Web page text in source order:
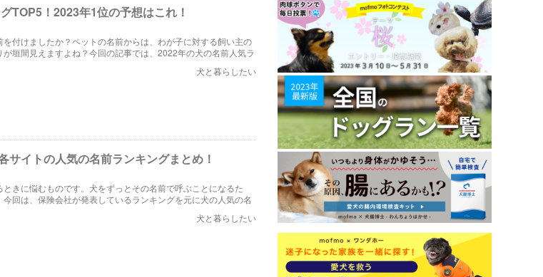
TOP5！2023年1位の予想はこれ！
付けましたか？ペットの名前からは、わが子に対する飼い主の
垣間見えますよね？今回の記事では、2022年の犬の名前人気ラ
犬と暮らしたい
サイトの人気の名前ランキングまとめ！
きに悩むものです。犬をずっとその名前で呼ぶことになるた
回は、保険会社が発表しているランキングを元に犬の人気の名
犬と暮らしたい